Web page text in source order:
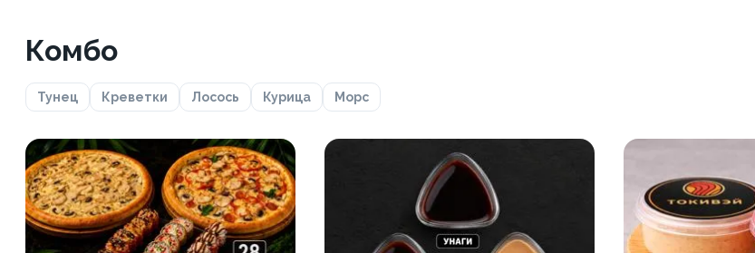
Комбо
Тунец Креветки Лосось Курица Морс